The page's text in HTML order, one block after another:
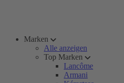
Marken
Alle anzeigen
Top Marken
Lancôme
Armani